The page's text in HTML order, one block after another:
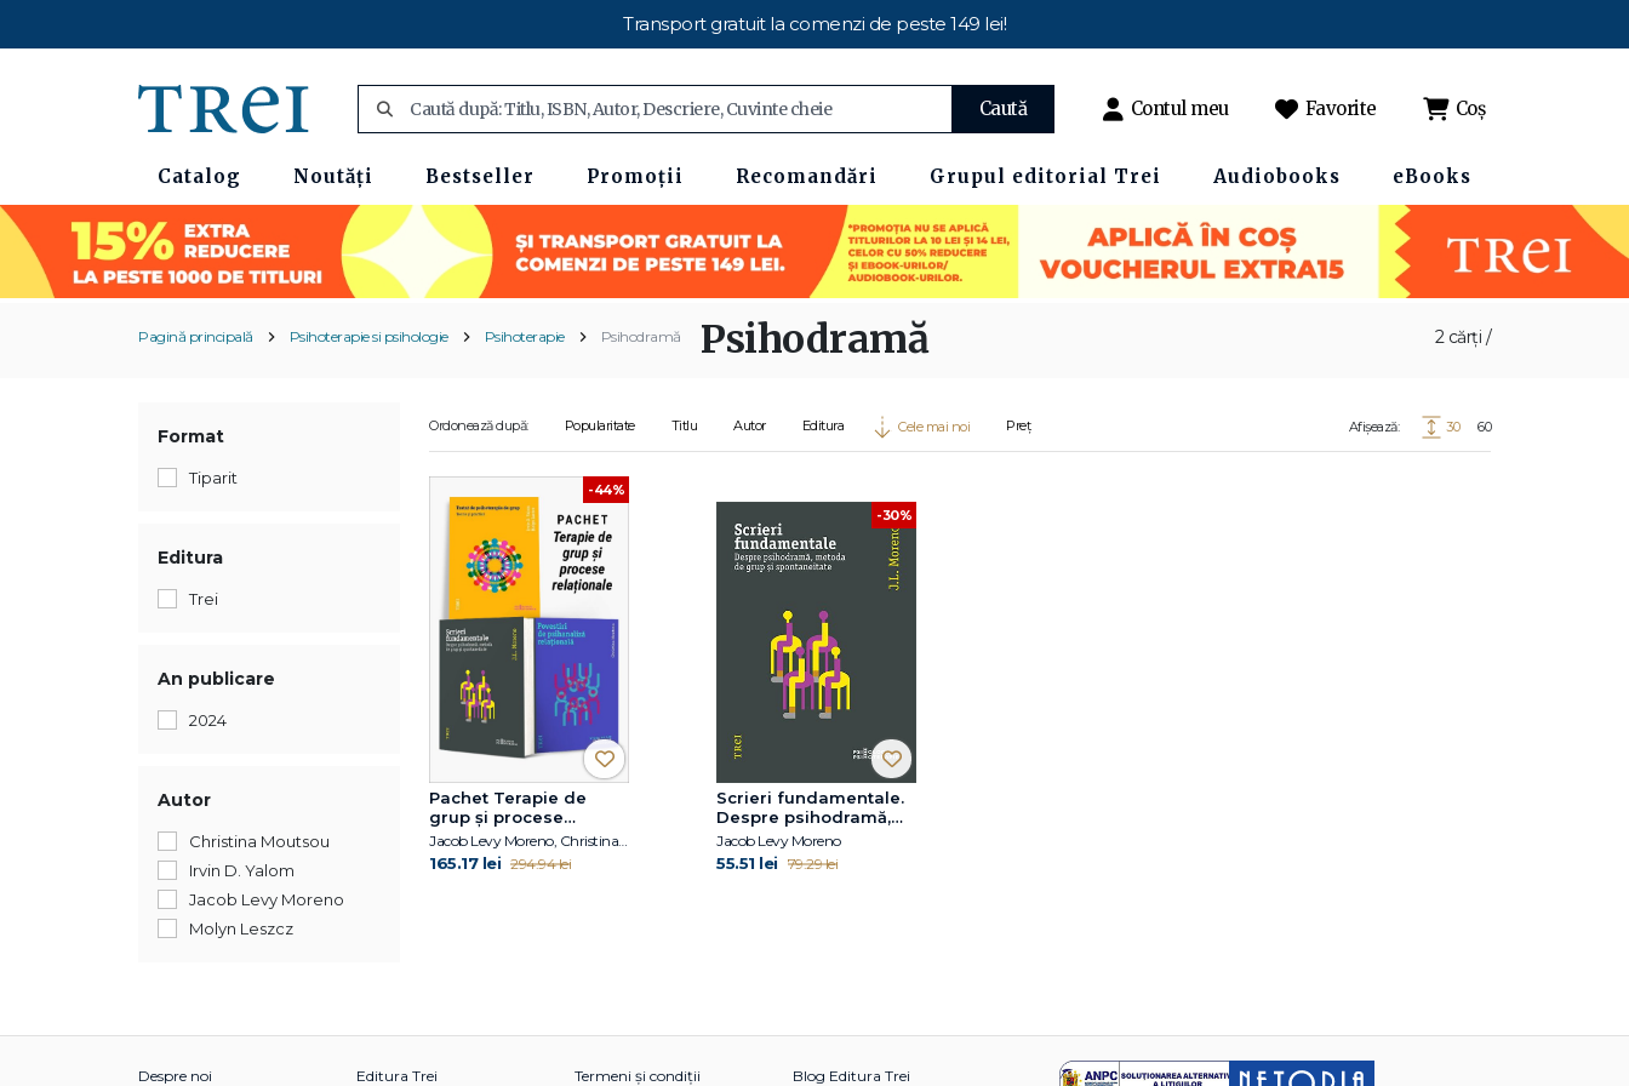
Transport gratuit la comenzi de peste 149 lei!
Caută Contul meu Favorite Coș
Catalog Noutăți Bestseller Promoții Recomandări Grupul editorial Trei Audiobooks eBooks
Pagină principală Psihoterapie si psihologie Psihoterapie Psihodramă 2 cărți /
Psihodramă
Format
Tiparit
Editura
Trei
An publicare
2024
Autor
Christina Moutsou
Irvin D. Yalom
Jacob Levy Moreno
Molyn Leszcz
Ordonează după: Popularitate Titlu Autor Editura Cele mai noi Preț Afișează: 30 60
-44%
Pachet Terapie de
grup și procese
relaționale
Jacob Levy Moreno, Christina Moutsou, Irvin D. Yalom, Molyn Leszcz
165.17 lei 294.94 lei
-30%
Scrieri fundamentale.
Despre psihodramă,
metoda de grup și
spontaneitate
Jacob Levy Moreno
55.51 lei 79.29 lei
Despre noi Editura Trei Termeni și condiții Blog Editura Trei